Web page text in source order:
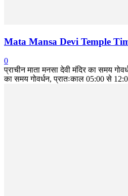
Mata Mansa Devi Temple
0
प्राचीन माता मनसा देवी मंदिर का समय
का समय गोवर्धन, प्रातःकाल 05:00 से